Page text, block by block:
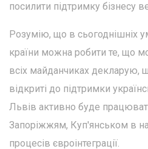
посилити підтримку бізнесу
Розумію, що в сьогоднішніх
країни можна робити те, що
всіх майданчиках декларую,
відкриті до підтримки
Львів активно буде
Запоріжжям, Куп'янськом в
процесів євроінтеграції.